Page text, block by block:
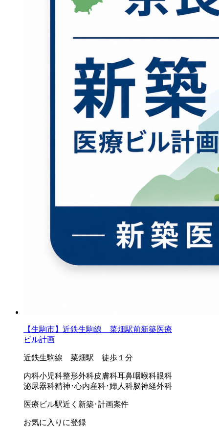
【生駒市】近鉄生駒線 菜畑駅前新築医療
ビル計画
近鉄生駒線 菜畑駅 徒歩１分
内科小児科整形外科皮膚科耳鼻咽喉科眼科
泌尿器科精神･心内産科･婦人科脳神経外科
医療ビル駅近く 新築･計画案件
お気に入りに登録